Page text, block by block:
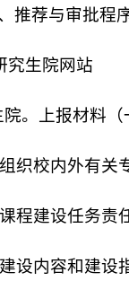
推荐与审批程
究生院网站
。上报材料（
织校内外有关
程建设任务责
设内容和建设